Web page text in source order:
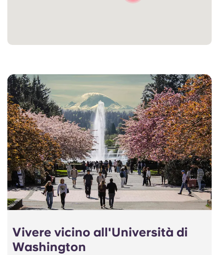
Vivere vicino all'Università di
Washington